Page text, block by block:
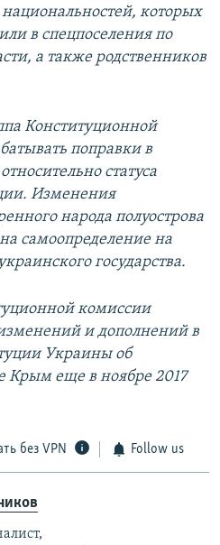
которых
в спецпоселения по
а также родственников
Конституционной
поправки в
статуса
Изменения
народа полуострова
самоопределение на
государства.
комиссии
и дополнений в
Украины об
Крым еще в ноябре 2017
без VPN Follow us